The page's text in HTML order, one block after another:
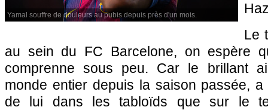
Yamal souffre de douleurs au pubis depuis près d'un mois.
Le
au sein du FC Barcelone, on espère
comprenne sous peu. Car le brillant
monde entier depuis la saison passée,
de lui dans les tabloïds que sur le